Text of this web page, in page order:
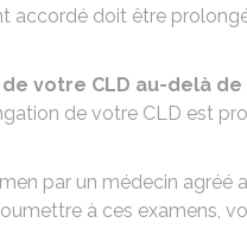
accordé doit être
votre CLD au-delà
de votre CLD est
par un médecin agréé
à ces examens,